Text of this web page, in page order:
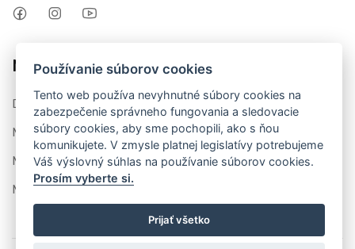
Môj účet
Dashboard
Moje objednávky
Moje recenzie
Môj profil
Používanie súborov cookies
Tento web používa nevyhnutné súbory cookies na
zabezpečenie správneho fungovania a sledovacie
súbory cookies, aby sme pochopili, ako s ňou
komunikujete. V zmysle platnej legislatívy potrebujeme
Váš výslovný súhlas na používanie súborov cookies.
Prosím vyberte si.
Prijať všetko